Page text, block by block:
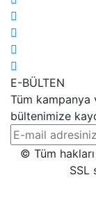
E-BÜLTEN
Tüm
bültenimize
© Tüm
SSL